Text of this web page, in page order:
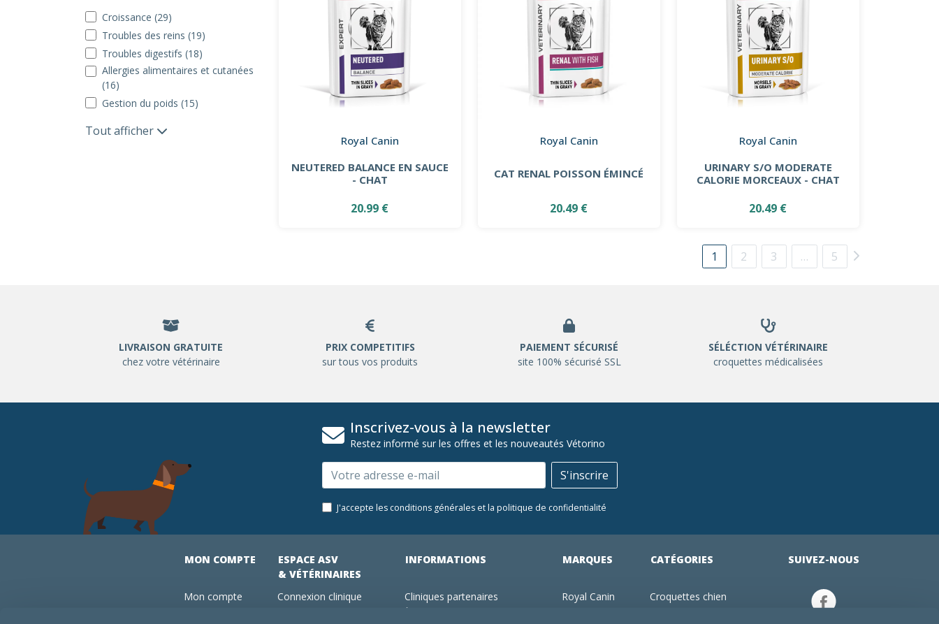
Croissance (29)
Troubles des reins (19)
Troubles digestifs (18)
Allergies alimentaires et cutanées
(16)
Gestion du poids (15)
Tout afficher
Royal Canin
NEUTERED BALANCE EN SAUCE
- CHAT
20.99 €
Royal Canin
CAT RENAL POISSON ÉMINCÉ
20.49 €
Royal Canin
URINARY S/O MODERATE
CALORIE MORCEAUX - CHAT
20.49 €
1 2 3 … 5
LIVRAISON GRATUITE
chez votre vétérinaire
PRIX COMPETITIFS
sur tous vos produits
PAIEMENT SÉCURISÉ
site 100% sécurisé SSL
SÉLÉCTION VÉTÉRINAIRE
croquettes médicalisées
Inscrivez-vous à la newsletter
Restez informé sur les offres et les nouveautés Vétorino
Email S'inscrire
J'accepte les conditions générales et la politique de confidentialité
MON COMPTE
Mon compte
ESPACE ASV
& VÉTÉRINAIRES
Connexion clinique
INFORMATIONS
Cliniques partenaires
MARQUES
Royal Canin
CATÉGORIES
Croquettes chien
SUIVEZ-NOUS